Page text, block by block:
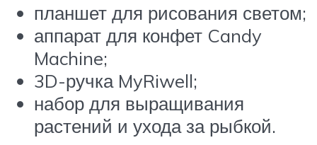
планшет для рисования светом;
аппарат для конфет Candy
Machine;
3D-ручка MyRiwell;
набор для выращивания
растений и ухода за рыбкой.